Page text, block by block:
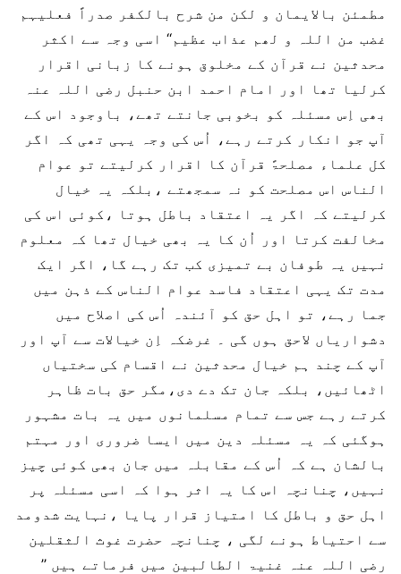
مطمئن بالایمان و لکن من شرح بالکفر صدراً فعلیہم
غضب من اللہ و لھم عذاب عظیم‘‘ اسی وجہ سے اکثر
محدثین نے قرآن کے مخلوق ہونے کا زبانی اقرار
کرلیا تھا اور امام احمد ابن حنبل رضی اللہ عنہ
بھی اِس مسئلہ کو بخوبی جانتے تھے، باوجود اس کے
آپ جو انکار کرتے رہے، اُس کی وجہ یہی تھی کہ اگر
کل علماء مصلحۃً قرآن کا اقرار کرلیتے تو عوام
الناس اس مصلحت کو نہ سمجھتے ،بلکہ یہ خیال
کرلیتے کہ اگر یہ اعتقاد باطل ہوتا ،کوئی اس کی
مخالفت کرتا اور اُن کا یہ بھی خیال تھا کہ معلوم
نہیں یہ طوفان بے تمیزی کب تک رہے گا، اگر ایک
مدت تک یہی اعتقاد فاسد عوام الناس کے ذہن میں
جما رہے، تو اہل حق کو آئندہ اُس کی اصلاح میں
دشواریاں لاحق ہوں گی ۔ غرضکہ اِن خیالات سے آپ اور
آپ کے چند ہم خیال محدثین نے اقسام کی سختیاں
اٹھائیں، بلکہ جان تک دے دی،مگر حق بات ظاہر
کرتے رہے جس سے تمام مسلمانوں میں یہ بات مشہور
ہوگئی کہ یہ مسئلہ دین میں ایسا ضروری اور مہتم
بالشان ہے کہ اُس کے مقابلہ میں جان بھی کوئی چیز
نہیں، چنانچہ اس کا یہ اثر ہوا کہ اسی مسئلہ پر
اہل حق و باطل کا امتیاز قرار پایا ،نہایت شدومد
سے احتیاط ہونے لگی ، چنانچہ حضرت غوث الثقلین
رضی اللہ عنہ غنیۃ الطالبین میں فرماتے ہیں ’’